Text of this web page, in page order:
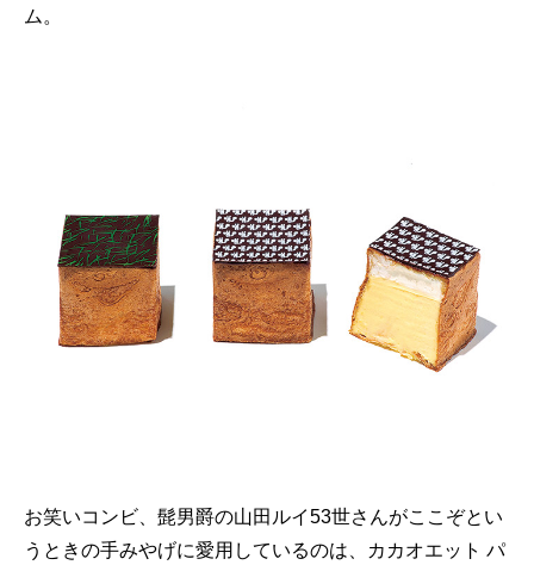
ム。
お笑いコンビ、髭男爵の山田ルイ53世さんがここぞとい
うときの手みやげに愛用しているのは、カカオエット パ